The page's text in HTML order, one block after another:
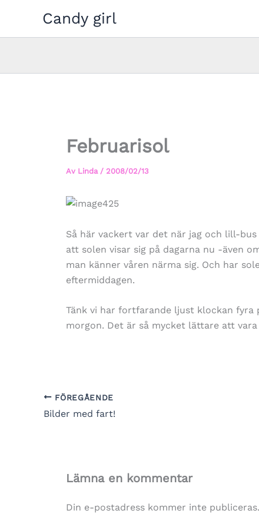
innehåll
Candy girl
Februarisol
Av Linda / 2008/02/13
Så här vackert var det när jag och lill-
att solen visar sig på dagarna nu -även
man känner våren närma sig. Och har
eftermiddagen.
Tänk vi har fortfarande ljust klockan fyra
morgon. Det är så mycket lättare att vara
FÖREGÅENDE
Bilder med fart!
Lämna en kommentar
Din e-postadress kommer inte publiceras.